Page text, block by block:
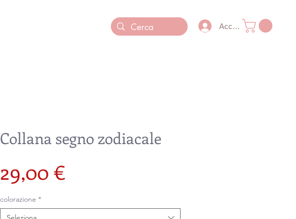
Accedi
Collana segno zodiacale
29,00 €
colorazione *